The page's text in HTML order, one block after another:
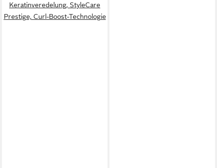
Keratinveredelung, StyleCare
Prestige, Curl-Boost-Technologie